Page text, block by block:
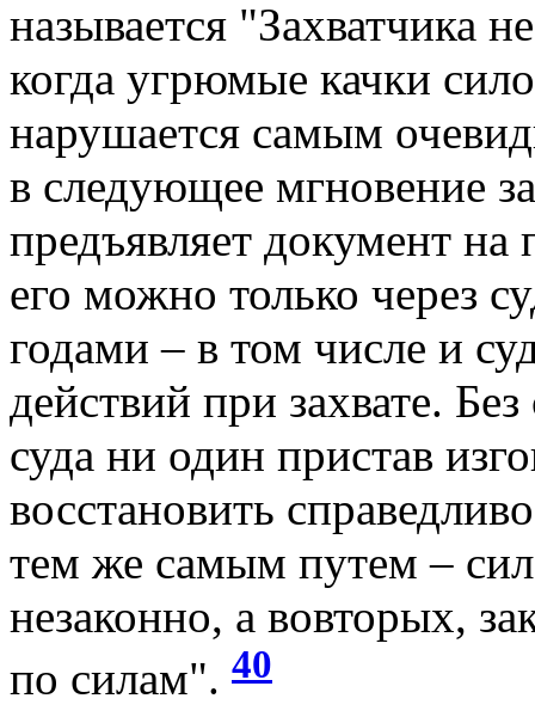
называется "Захватчика
когда угрюмые качки
нарушается самым
в следующее мгновение
предъявляет документ
его можно только через
годами – в том числе и
действий при захвате.
суда ни один пристав
восстановить
тем же самым путем –
незаконно, а вовторых,
по силам". 40